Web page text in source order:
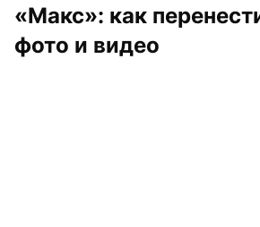
«Макс»: как
фото и видео